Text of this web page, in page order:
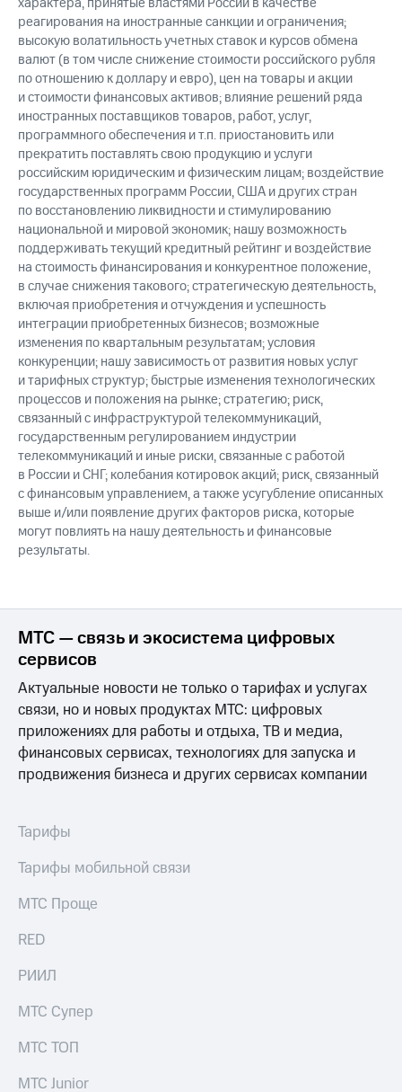
реагирования на иностранные санкции и ограничения;
высокую волатильность учетных ставок и курсов обмена
валют (в том числе снижение стоимости российского рубля
по отношению к доллару и евро), цен на товары и акции
и стоимости финансовых активов; влияние решений ряда
иностранных поставщиков товаров, работ, услуг,
программного обеспечения и т.п. приостановить или
прекратить поставлять свою продукцию и услуги
российским юридическим и физическим лицам; воздействие
государственных программ России, США и других стран
по восстановлению ликвидности и стимулированию
национальной и мировой экономик; нашу возможность
поддерживать текущий кредитный рейтинг и воздействие
на стоимость финансирования и конкурентное положение,
в случае снижения такового; стратегическую деятельность,
включая приобретения и отчуждения и успешность
интеграции приобретенных бизнесов; возможные
изменения по квартальным результатам; условия
конкуренции; нашу зависимость от развития новых услуг
и тарифных структур; быстрые изменения технологических
процессов и положения на рынке; стратегию; риск,
связанный с инфраструктурой телекоммуникаций,
государственным регулированием индустрии
телекоммуникаций и иные риски, связанные с работой
в России и СНГ; колебания котировок акций; риск, связанный
с финансовым управлением, а также усугубление описанных
выше и/или появление других факторов риска, которые
могут повлиять на нашу деятельность и финансовые
результаты.
МТС — связь и экосистема цифровых
сервисов
Актуальные новости не только о тарифах и услугах
связи, но и новых продуктах МТС: цифровых
приложениях для работы и отдыха, ТВ и медиа,
финансовых сервисах, технологиях для запуска и
продвижения бизнеса и других сервисах компании
Тарифы
Тарифы мобильной связи
МТС Проще
RED
РИИЛ
МТС Супер
МТС ТОП
МТС Junior